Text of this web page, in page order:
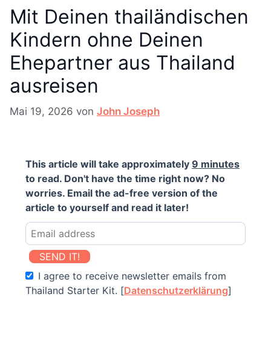
Mit Deinen thailändischen
Kindern ohne Deinen
Ehepartner aus Thailand
ausreisen
Mai 19, 2026 von John Joseph
This article will take approximately 9 minutes
to read. Don't have the time right now? No
worries. Email the ad-free version of the
article to yourself and read it later!
SEND IT!
I agree to receive newsletter emails from
Thailand Starter Kit. [Datenschutzerklärung]